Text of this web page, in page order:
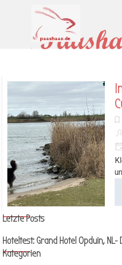
Menü überspringen
Block überspringen Letzte Posts
Letzte Posts
Hoteltest: Grand Hotel Opduin, NL-
Block überspringen Kategorien
Kategorien